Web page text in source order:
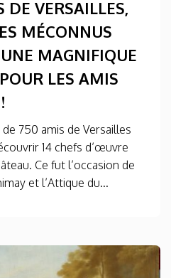
DE VERSAILLES,
MÉCONNUS
MAGNIFIQUE
LES AMIS
750 amis de Versailles
14 chefs d’œuvre
Ce fut l’occasion de
et l’Attique du...